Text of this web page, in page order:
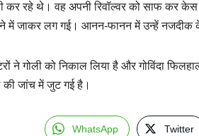
कर रहे थे। वह अपनी रिवॉल्वर को साफ कर केस
में जाकर लग गई। आनन-फानन में उन्हें नजदीक के
ने गोली को निकाल लिया है और गोविंदा
जांच में जुट गई है।
WhatsApp Twitter